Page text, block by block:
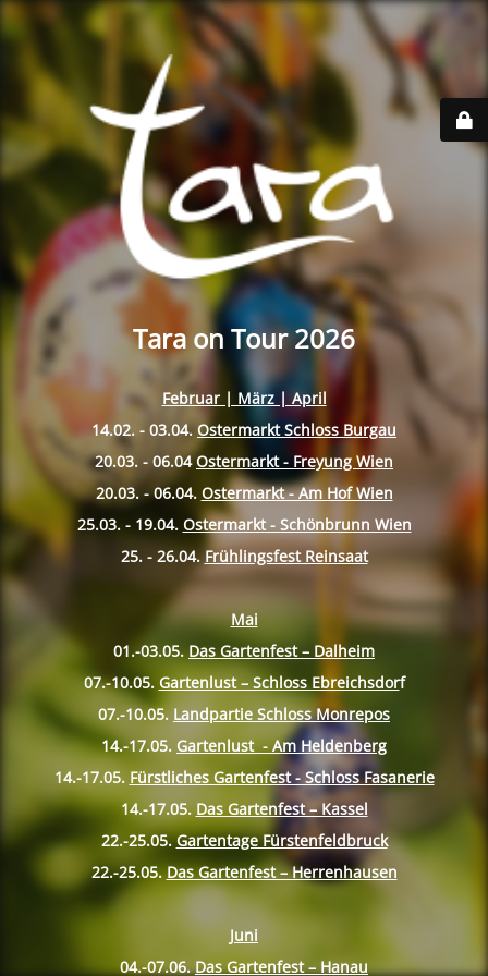
Tara on Tour 2026
Februar | März | April
14.02. - 03.04. Ostermarkt Schloss Burgau
20.03. - 06.04 Ostermarkt - Freyung Wien
20.03. - 06.04. Ostermarkt - Am Hof Wien
25.03. - 19.04. Ostermarkt - Schönbrunn Wien
25. - 26.04. Frühlingsfest Reinsaat
Mai
01.-03.05. Das Gartenfest – Dalheim
07.-10.05. Gartenlust – Schloss Ebreichsdorf
07.-10.05. Landpartie Schloss Monrepos
14.-17.05. Gartenlust - Am Heldenberg
14.-17.05. Fürstliches Gartenfest - Schloss Fasanerie
14.-17.05. Das Gartenfest – Kassel
22.-25.05. Gartentage Fürstenfeldbruck
22.-25.05. Das Gartenfest – Herrenhausen
Juni
04.-07.06. Das Gartenfest – Hanau